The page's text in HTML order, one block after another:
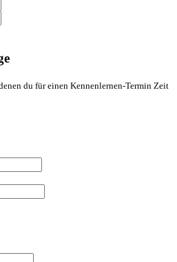
du für einen Kennenlernen-Termin Zeit